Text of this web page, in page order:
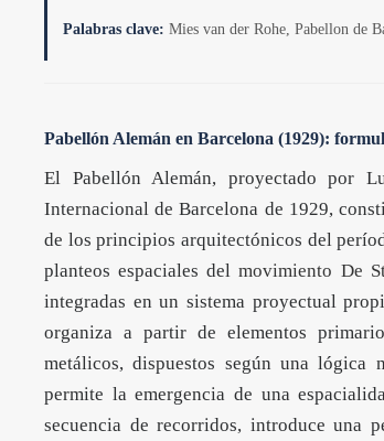
Palabras clave: Mies van der Rohe, Pabellon de
Pabellón Alemán en Barcelona (1929):
El Pabellón Alemán, proyectado por
Internacional de Barcelona de 1929,
de los principios arquitectónicos del
planteos espaciales delmovimiento De
integradas en un sistema proyectual
organiza a partir de elementos
metálicos, dispuestos según una
permite la emergencia de una
secuencia de recorridos, introduce una